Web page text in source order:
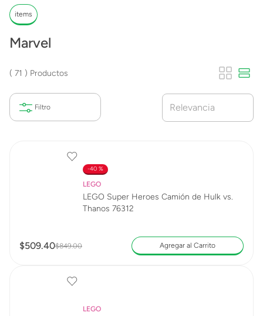
items
Marvel
71 Productos
Relevancia
40 %
LEGO
LEGO Super Heroes Camión de Hulk vs.
Thanos 76312
$509.40$849.00 Agregar al Carrito
LEGO